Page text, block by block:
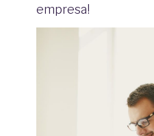
empresa!